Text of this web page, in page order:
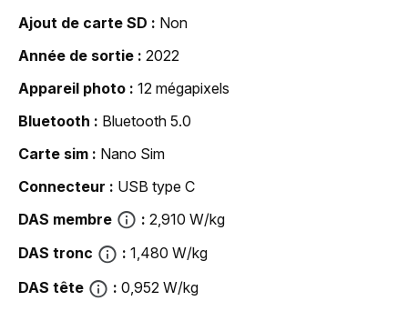
Ajout de carte SD
Non
Année de sortie
2022
Appareil photo
12 mégapixels
Bluetooth
Bluetooth 5.0
Carte sim
Nano Sim
Connecteur
USB type C
DAS membre
2,910 W/kg
DAS tronc
1,480 W/kg
DAS tête
0,952 W/kg